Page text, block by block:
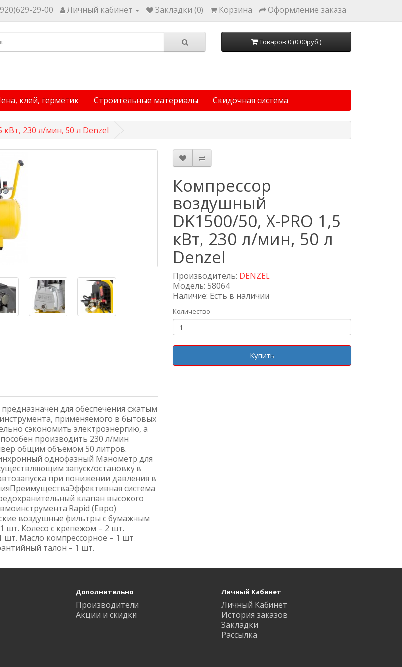
29-00 Личный кабинет Закладки (0) Корзина Оформление заказа
Товаров 0 (0.00руб.)
клей, герметик Строительные материалы Скидочная система
кВт, 230 л/мин, 50 л Denzel
для обеспечения сжатым
применяемого в бытовых
сэкономить электроэнергию, а
производить 230 л/мин
общим объемом 50 литров.
однофазный Манометр для
запуск/остановку в
при понижении давления в
система
клапан высокого
Rapid (Евро)
воздушные фильтры с бумажным
шт. Колесо с крепежом – 2 шт.
Масло компрессорное – 1 шт.
талон – 1 шт.
Компрессор
воздушный
DK1500/50, Х-PRO 1,5
кВт, 230 л/мин, 50 л
Denzel
Производитель: DENZEL
Модель: 58064
Наличие: Есть в наличии
Количество
Купить
Дополнительно
Производители
Акции и скидки
Личный Кабинет
Личный Кабинет
История заказов
Закладки
Рассылка